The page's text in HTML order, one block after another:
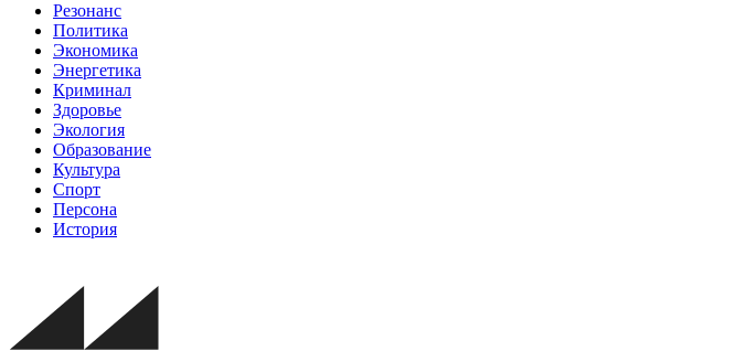
Резонанс
Политика
Экономика
Энергетика
Криминал
Здоровье
Экология
Образование
Культура
Спорт
Персона
История